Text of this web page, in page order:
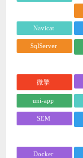
Navicat
SqlServer
微擎
uni-app
SEM
Docker